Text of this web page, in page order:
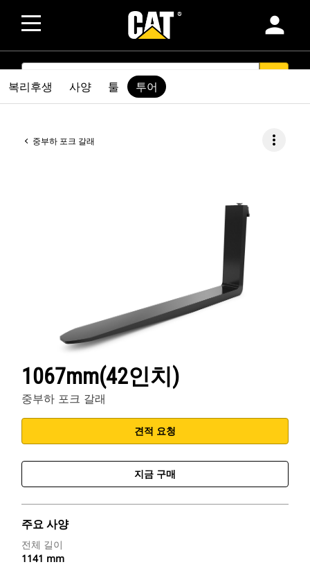
person
SEARCH
중부하 포크 갈래 more_vert
1067mm(42인치)
중부하 포크 갈래
견적 요청
지금 구매
주요 사양
전체 길이
1141 mm
복리후생 사양 툴 투어